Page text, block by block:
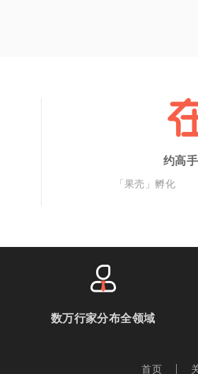
约高
「果壳」孵化
数万行家分布全领域
首页